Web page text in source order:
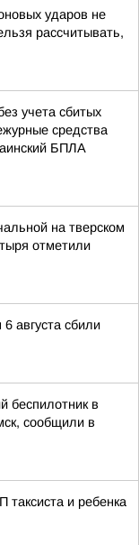
ударов не
рассчитывать,
учета сбитых
средства
БПЛА
на тверском
отметили
августа сбили
беспилотник в
сообщили в
таксиста и ребенка